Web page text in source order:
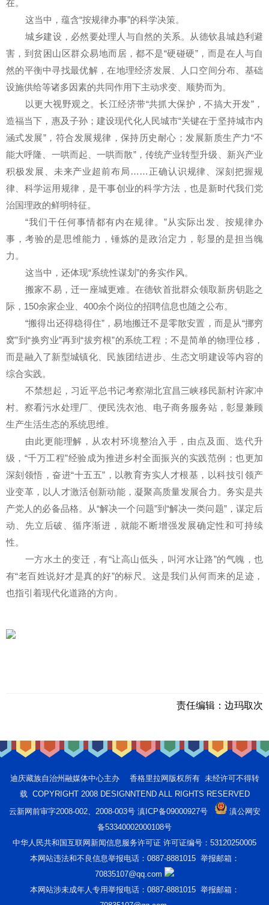
在。
这当中，蕴含“按规律办事”的科学决策。
城乡建设，必然要处理人与自然的关系。从德钦县城趋利避
害，到贫困山区群众易地而居，都不是“硬碰硬”，而是在人与自
然的平衡中寻找最优解，在地理经济发展、人口空间分布、基础
设施供给等诸多因素的共同作用下主动求变、顺势而为。
以更大视野观之。长江经济带“共抓大保护，不搞大开发”，
造福当下，惠及子孙；建设现代化人民城市“关键在于坚持城市内
涵式发展”，符合发展规律，保持历史耐心；发展新质生产力“不
能大呼隆、一哄而起、一哄而散”，传统产业转型升级、新兴产业
积极发展、未来产业超前布局……正确认识规律、深刻把握规
律、科学运用规律，是干事创业的科学方法，也是新时代我们党
治国理政的鲜明特征。
“我们干任何事情都有内在规律。”从实际出发、按规律办
事，考验的是思维能力，锤炼的是政治定力，彰显的是担当魄
力。
这当中，还体现“系统性谋划”的务实作风。
搬家不易，迁一座城更难。在德钦首批群众领取新房钥匙之
际，150余家企业、400余个岗位的招聘信息也随之公布。
“搬得出还得稳得住”，易地搬迁不是零散安置，而是从“挪穷
窝”到“换穷业”再到“拔穷根”的系统工程；不是简单的物理位移，
而是融入了新型城镇化、民族团结进步、生态文明建设等内容的
综合实践。
不禁想起，习近平总书记考察湖北宜昌三峡移民新村许家冲
村。察看污水处理厂、便民洗衣池、电子商务服务站，彰显兼顾
生产生活生态的系统思维。
由此更能理解，从农村环境整治入手，由点及面、迭代升
级，“千万工程”经验成为推进乡村全面振兴的实践范例；也更加
深刻领悟，奋进“十五五”，以教育夯实人才根基，以科技引领产
业变革，以人才激活创新动能，凝聚高质量发展合力。务实是共
产党人的必备品格。从“解决一个问题”到“解决一类问题”，谋定后
动、先立后破、循序渐进，就能不断增强发展确定性和可持续
性。
一方水土的变迁，有“让高山低头，叫河水让路”的气魄，也
有“老百姓说好才是真的好”的标尺。这是我们从何而来的足迹，
也指引着现代化道路的方向。
责任编辑： 边玛取次
迪庆藏族自治州融媒体中心主办 香格里拉网版权所有 未经许可不得转
载 COPYRIGHT 2008 DESIGNNTEND ALL RIGHTS RESERVED
云新网前审字2008-002、2008-003号 滇ICP备09000927号
滇公网安
备53340002000108号
中华人民共和国互联网新闻信息服务许可证 许可证编号：53120250005
本网站违法和不良信息举报电话：0887-8881015 举报邮箱：
70835107@qq.com
本网站涉未成年人专用举报电话：0887-8881015 举报邮箱：